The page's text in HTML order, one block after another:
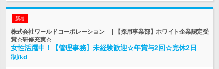
新着
株式会社ワールドコーポレーション | 【採用事業部】ホワイト企業認定受
賞☆研修充実☆
女性活躍中！【管理事務】未経験歓迎☆年賞与2回☆完休2日
制/kd